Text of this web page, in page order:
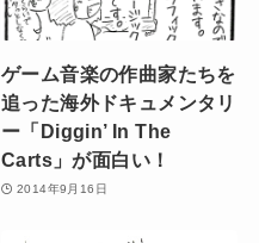
ゲーム音楽の作曲家たちを
追った海外ドキュメンタリ
ー「Diggin’ In The
Carts」が面白い！
2014年9月16日